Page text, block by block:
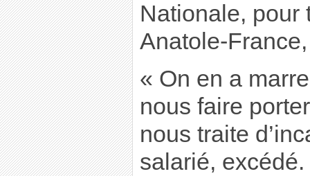
Nationale, pour
Anatole-
« On en a
nous faire
nous traite
salarié,